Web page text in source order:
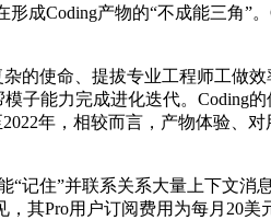
成Coding产物的“不成能三角”
的使命、提拔专业工程师工做效
子能力完成进化迭代。Coding
年，相较而言，产物体验、
住”并联系关系大量上下文消
其Pro用户订阅费用为每月20美